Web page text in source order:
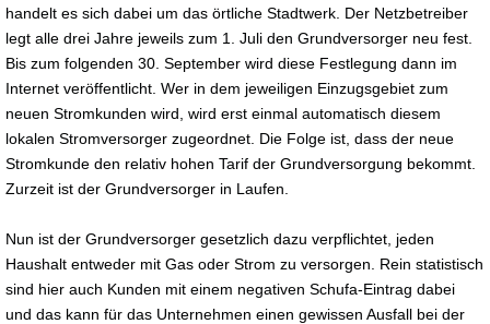
handelt es sich dabei um das örtliche Stadtwerk. Der Netzbetreiber
legt alle drei Jahre jeweils zum 1. Juli den Grundversorger neu fest.
Bis zum folgenden 30. September wird diese Festlegung dann im
Internet veröffentlicht. Wer in dem jeweiligen Einzugsgebiet zum
neuen Stromkunden wird, wird erst einmal automatisch diesem
lokalen Stromversorger zugeordnet. Die Folge ist, dass der neue
Stromkunde den relativ hohen Tarif der Grundversorgung bekommt.
Zurzeit ist der Grundversorger in Laufen.
Nun ist der Grundversorger gesetzlich dazu verpflichtet, jeden
Haushalt entweder mit Gas oder Strom zu versorgen. Rein statistisch
sind hier auch Kunden mit einem negativen Schufa-Eintrag dabei
und das kann für das Unternehmen einen gewissen Ausfall bei der